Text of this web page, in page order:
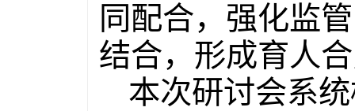
同配合，强化监
结合，形成育人
本次研讨会系